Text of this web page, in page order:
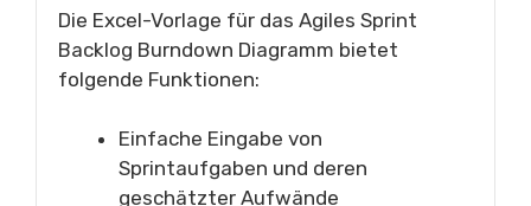
Die Excel-Vorlage für das Agiles Sprint
Backlog Burndown Diagramm bietet
folgende Funktionen:
Einfache Eingabe von
Sprintaufgaben und deren
geschätzter Aufwände